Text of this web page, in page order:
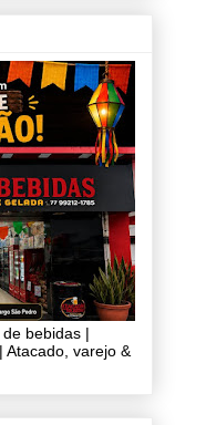
bebidas |
Atacado, varejo &